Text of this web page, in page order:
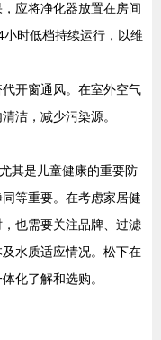
应将净化器放置在房间
时低档持续运行，以维
开窗通风。在室外空气
洁，减少污染源。
其是儿童健康的重要防
等重要。在考虑家居健
也需要关注品牌、过滤
水质适应情况。松下在
化了解和选购。